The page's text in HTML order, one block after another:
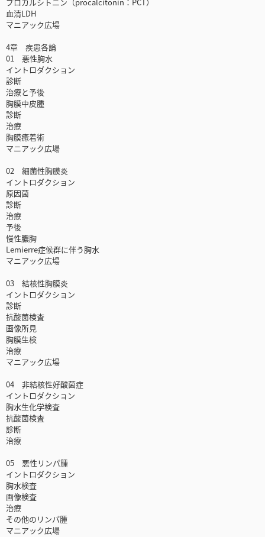
血清LDH
マニアック広場
4章 疾患各論
01 悪性胸水
イントロダクション
診断
治療と予後
胸膜中皮腫
診断
治療
胸膜癒着術
マニアック広場
02 細菌性胸膜炎
イントロダクション
原因菌
診断
治療
予後
慢性膿胸
Lemierre症候群に伴う胸水
マニアック広場
03 結核性胸膜炎
イントロダクション
診断
抗酸菌検査
画像所見
胸膜生検
治療
マニアック広場
04 非結核性好酸菌症
イントロダクション
胸水生化学検査
抗酸菌検査
診断
治療
05 悪性リンパ腫
イントロダクション
胸水検査
画像検査
治療
その他のリンパ腫
マニアック広場